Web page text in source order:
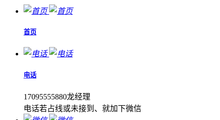
首页
电话
17095555880龙经理
电话若占线或未接到、就加下微信